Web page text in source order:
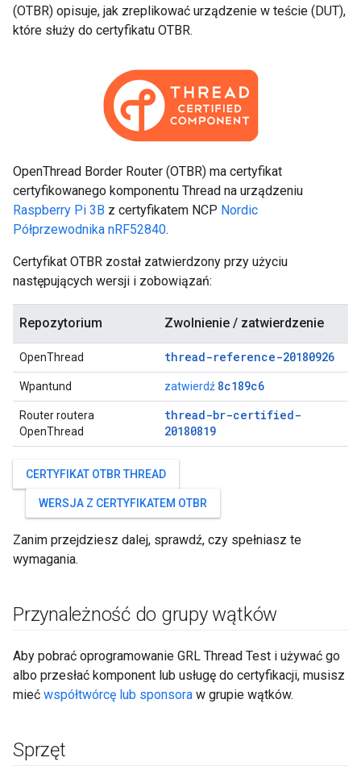
(OTBR) opisuje, jak zreplikować urządzenie w teście (DUT),
które służy do certyfikatu OTBR.
OpenThread Border Router (OTBR) ma certyfikat
certyfikowanego komponentu Thread na urządzeniu
Raspberry Pi 3B z certyfikatem NCP Nordic
Półprzewodnika nRF52840.
Certyfikat OTBR został zatwierdzony przy użyciu
następujących wersji i zobowiązań:
Repozytorium Zwolnienie / zatwierdzenie
OpenThread thread-reference-20180926
Wpantund zatwierdź 8c189c6
Router routera
OpenThread
thread-br-certified-
20180819
CERTYFIKAT OTBR THREAD
WERSJA Z CERTYFIKATEM OTBR
Zanim przejdziesz dalej, sprawdź, czy spełniasz te
wymagania.
Przynależność do grupy wątków
Aby pobrać oprogramowanie GRL Thread Test i używać go
albo przesłać komponent lub usługę do certyfikacji, musisz
mieć współtwórcę lub sponsora w grupie wątków.
Sprzęt